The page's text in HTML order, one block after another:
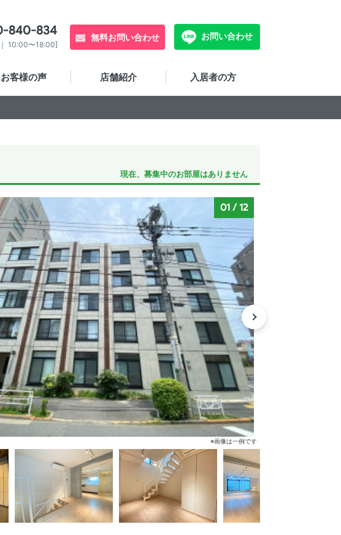
840-834
10:00〜18:00]
無料お問い合わせ お問い合わせ
お客様の声 店舗紹介 入居者の方
現在、募集中のお部屋はありません
01 /12
※画像は一例です